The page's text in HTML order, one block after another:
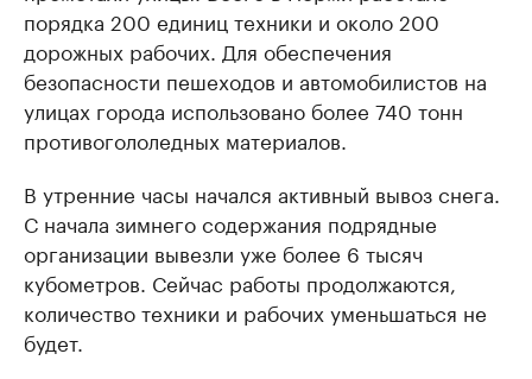
порядка 200 единиц техники и около 200
дорожных рабочих. Для обеспечения
безопасности пешеходов и автомобилистов на
улицах города использовано более 740 тонн
противогололедных материалов.
В утренние часы начался активный вывоз снега.
С начала зимнего содержания подрядные
организации вывезли уже более 6 тысяч
кубометров. Сейчас работы продолжаются,
количество техники и рабочих уменьшаться не
будет.